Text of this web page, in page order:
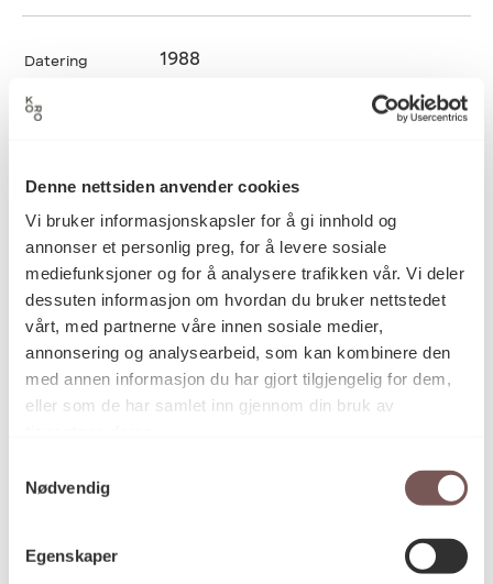
Denne nettsiden anvender cookies
Vi bruker informasjonskapsler for å gi innhold og
annonser et personlig preg, for å levere sosiale
mediefunksjoner og for å analysere trafikken vår. Vi deler
dessuten informasjon om hvordan du bruker nettstedet
vårt, med partnerne våre innen sosiale medier,
annonsering og analysearbeid, som kan kombinere den
med annen informasjon du har gjort tilgjengelig for dem,
eller som de har samlet inn gjennom din bruk av
Nødvendig
Egenskaper
Datering 1988
Maleri
Teknikk og
materiale
Akrylmaling på papir